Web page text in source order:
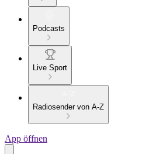
Podcasts
Live Sport
Radiosender von A-Z
App öffnen